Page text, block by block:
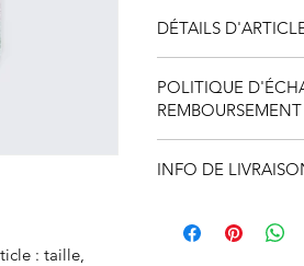
: taille,
DÉTAILS
l'article : taille,
emplacement est
cet article à vos
POLITIQUE
REMBOURSEMENT
vos visiteurs des
site. Énoncez
une relation de
INFO DE
détails sur vos